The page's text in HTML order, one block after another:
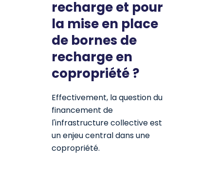
recharge et pour
la mise en place
de bornes de
recharge en
copropriété ?
Effectivement, la question du
financement de
l'infrastructure collective est
un enjeu central dans une
copropriété.